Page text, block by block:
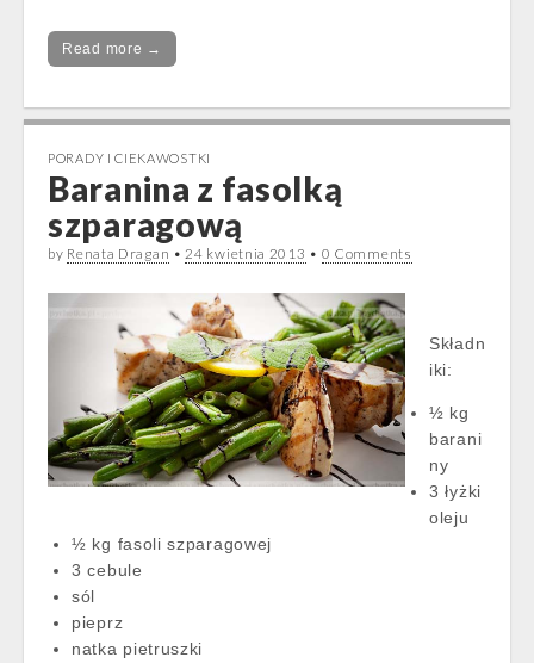
Read more →
PORADY I CIEKAWOSTKI
Baranina z fasolką
szparagową
by Renata Dragan •24 kwietnia 2013 • 0 Comments
Składn
iki:
½ kg
barani
ny
3 łyżki
oleju
½ kg fasoli szparagowej
3 cebule
sól
pieprz
natka pietruszki